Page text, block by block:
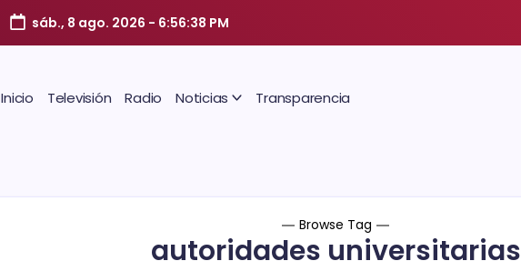
sáb., 8 ago. 2026 - 6:56:38 PM
Inicio Televisión Radio Noticias Transparencia
Browse Tag
autoridades universitarias